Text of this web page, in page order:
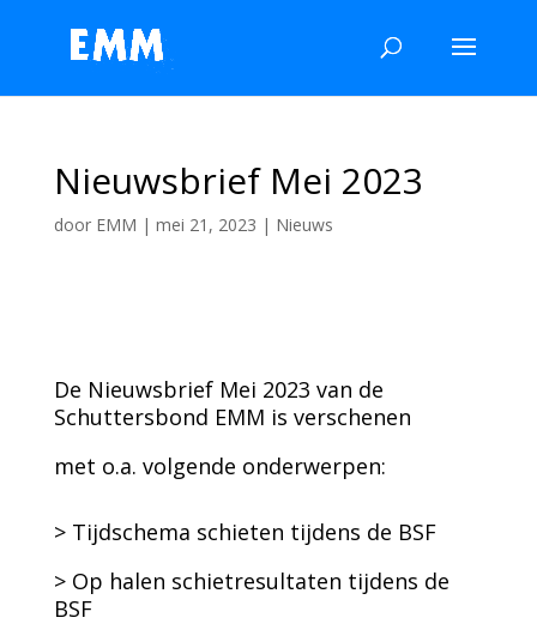
Nieuwsbrief Mei 2023
door EMM | mei 21, 2023 | Nieuws
De Nieuwsbrief Mei 2023 van de
Schuttersbond EMM is verschenen
met o.a. volgende onderwerpen:
> Tijdschema schieten tijdens de BSF
> Op halen schietresultaten tijdens de
BSF